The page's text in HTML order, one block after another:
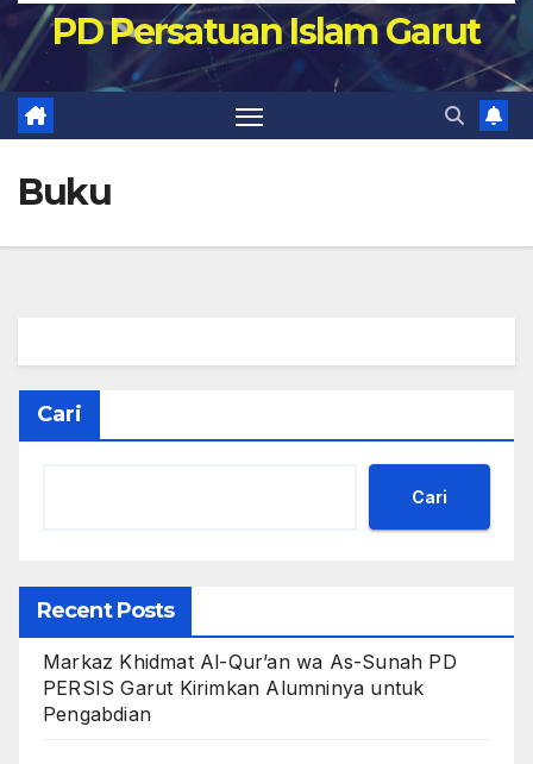
PD Persatuan Islam Garut
Buku
Cari
Cari
Recent Posts
Markaz Khidmat Al-Qur’an wa As-Sunah PD
PERSIS Garut Kirimkan Alumninya untuk
Pengabdian